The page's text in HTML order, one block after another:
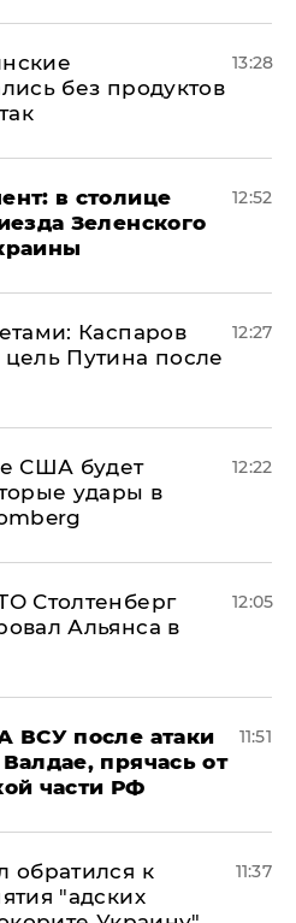
без продуктов
13:28
в столице
Зеленского
12:52
Каспаров
Путина после
12:27
США будет
удары в
12:22
Столтенберг
Альянса в
12:05
ВСУ после атаки
прячась от
части РФ
11:51
обратился к
"адских
11:37